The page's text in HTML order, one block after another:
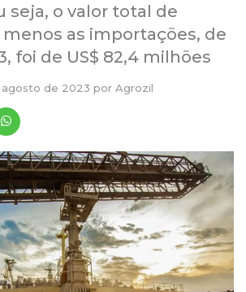
seja, o valor total de
as importações, de
foi de US$ 82,4 milhões
de 2023 por Agrozil